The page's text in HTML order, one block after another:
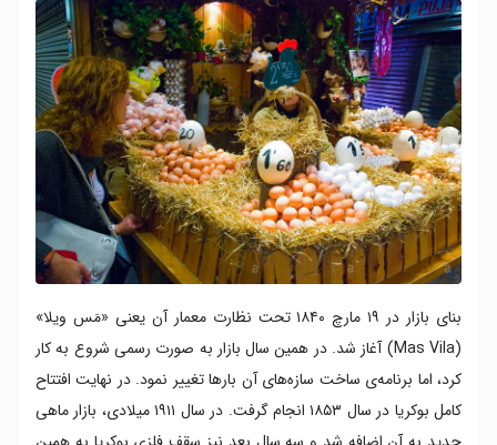
بنای بازار در ۱۹ مارچ ۱۸۴۰ تحت نظارت معمار آن یعنی «مَس ویلا»
(Mas Vila) آغاز شد. در همین سال بازار به صورت رسمی شروع به کار
کرد، اما برنامه‌ی ساخت سازه‌های آن بارها تغییر نمود. در نهایت افتتاح
کامل بوکریا در سال ۱۸۵۳ انجام گرفت. در سال ۱۹۱۱ میلادی، بازار ماهی